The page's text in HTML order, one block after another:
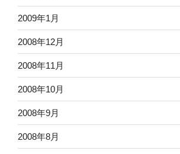
2009年1月
2008年12月
2008年11月
2008年10月
2008年9月
2008年8月